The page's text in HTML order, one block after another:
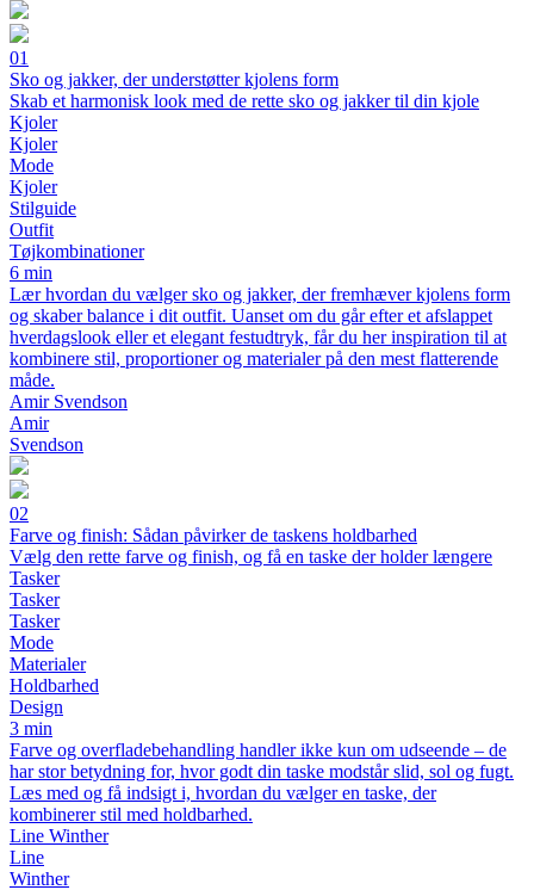
01
Sko og jakker, der understøtter kjolens form
Skab et harmonisk look med de rette sko og jakker til din kjole
Kjoler
Kjoler
Mode
Kjoler
Stilguide
Outfit
Tøjkombinationer
6 min
Lær hvordan du vælger sko og jakker, der fremhæver kjolens form
og skaber balance i dit outfit. Uanset om du går efter et afslappet
hverdagslook eller et elegant festudtryk, får du her inspiration til at
kombinere stil, proportioner og materialer på den mest flatterende
måde.
Amir Svendson
Amir
Svendson
02
Farve og finish: Sådan påvirker de taskens holdbarhed
Vælg den rette farve og finish, og få en taske der holder længere
Tasker
Tasker
Tasker
Mode
Materialer
Holdbarhed
Design
3 min
Farve og overfladebehandling handler ikke kun om udseende – de
har stor betydning for, hvor godt din taske modstår slid, sol og fugt.
Læs med og få indsigt i, hvordan du vælger en taske, der
kombinerer stil med holdbarhed.
Line Winther
Line
Winther